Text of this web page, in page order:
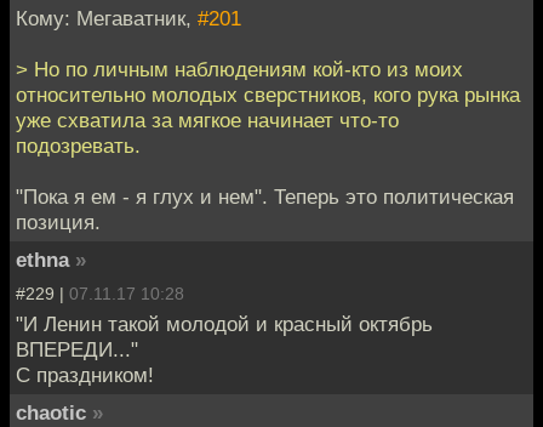
Кому: Мегаватник, #201
> Но по личным наблюдениям кой-кто из моих
относительно молодых сверстников, кого рука рынка
уже схватила за мягкое начинает что-то
подозревать.
"Пока я ем - я глух и нем". Теперь это политическая
позиция.
ethna »
#229 | 07.11.17 10:28
"И Ленин такой молодой и красный октябрь
ВПЕРЕДИ..."
С праздником!
chaotic »